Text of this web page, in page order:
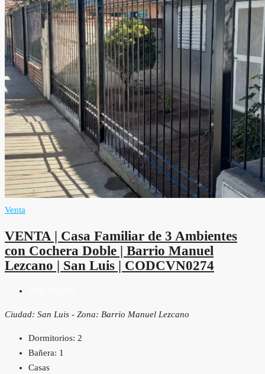
Venta
VENTA | Casa Familiar de 3 Ambientes
con Cochera Doble | Barrio Manuel
Lezcano | San Luis | CODCVN0274
Ciudad: San Luis - Zona: Barrio Manuel Lezcano
Dormitorios: 2
Bañera: 1
Casas